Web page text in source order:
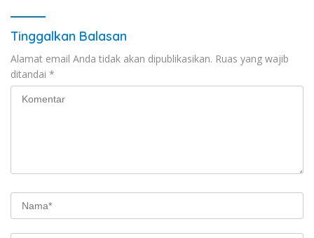
Tinggalkan Balasan
Alamat email Anda tidak akan dipublikasikan. Ruas yang wajib
ditandai *